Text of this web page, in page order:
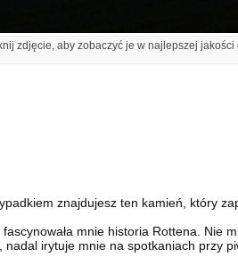
zdjęcie, aby zobaczyć je w najlepszej
znajdujesz ten kamień, który
mnie historia Rottena. Nie
irytuje mnie na spotkaniach przy